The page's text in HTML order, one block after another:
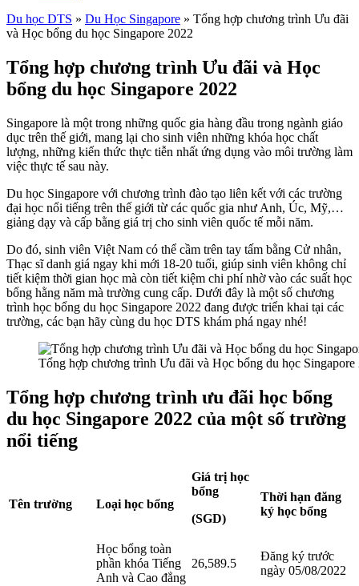
Du học DTS » Du Học Singapore » Tổng hợp chương trình Ưu đãi
và Học bổng du học Singapore 2022
Tổng hợp chương trình Ưu đãi và Học
bổng du học Singapore 2022
Singapore là một trong những quốc gia hàng đầu trong ngành giáo
dục trên thế giới, mang lại cho sinh viên những khóa học chất
lượng, những kiến thức thực tiễn nhất ứng dụng vào môi trường làm
việc thực tế sau này.
Du học Singapore với chương trình đào tạo liên kết với các trường
đại học nổi tiếng trên thế giới từ các quốc gia như Anh, Úc, Mỹ,…
giảng dạy và cấp bằng giá trị cho sinh viên quốc tế mỗi năm.
Do đó, sinh viên Việt Nam có thể cầm trên tay tấm bằng Cử nhân,
Thạc sĩ danh giá ngay khi mới 18-20 tuổi, giúp sinh viên không chỉ
tiết kiệm thời gian học mà còn tiết kiệm chi phí nhờ vào các suất học
bổng hằng năm mà trường cung cấp. Dưới đây là một số chương
trình học bổng du học Singapore 2022 đang được triển khai tại các
trường, các bạn hãy cùng du học DTS khám phá ngay nhé!
Tổng hợp chương trình Ưu đãi và Học bổng du học Singapore
Tổng hợp chương trình ưu đãi học bổng
du học Singapore 2022 của một số trường
nổi tiếng
Tên trường Loại học bổng
Giá trị học
bổng
(SGD)
Thời hạn đăng
ký học bổng
Học bổng toàn
phần khóa Tiếng
Anh và Cao đẳng
26,589.5
Đăng ký trước
ngày 05/08/2022